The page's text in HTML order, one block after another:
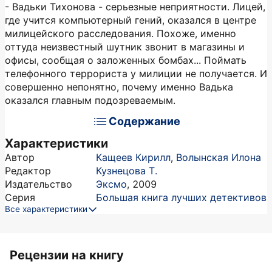
- Вадьки Тихонова - серьезные неприятности. Лицей,
где учится компьютерный гений, оказался в центре
милицейского расследования. Похоже, именно
оттуда неизвестный шутник звонит в магазины и
офисы, сообщая о заложенных бомбах... Поймать
телефонного террориста у милиции не получается. И
совершенно непонятно, почему именно Вадька
оказался главным подозреваемым.
Содержание
Характеристики
Автор Кащеев Кирилл, Волынская Илона
Редактор
Кузнецова Т.
Издательство
Эксмо, 2009
Серия
Большая книга лучших детективов
Все характеристики
Рецензии на книгу